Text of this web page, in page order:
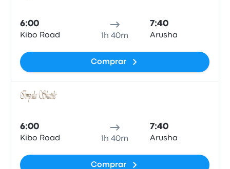
6:00
Kibo Road 1h 40m
7:40
Arusha
Comprar
6:00
Kibo Road 1h 40m
7:40
Arusha
Comprar